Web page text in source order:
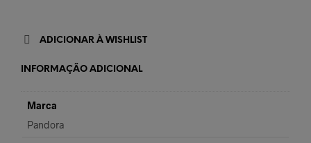
ADICIONAR À WISHLIST
INFORMAÇÃO ADICIONAL
Marca
Pandora